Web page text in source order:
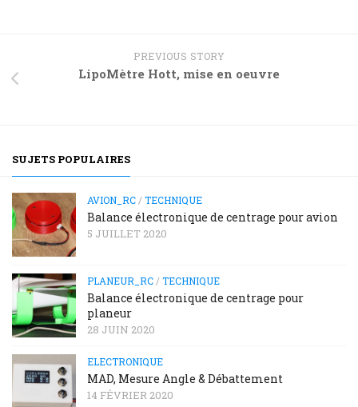
PREVIOUS STORY
LipoMètre Hott, mise en oeuvre
SUJETS POPULAIRES
AVION_RC /TECHNIQUE
Balance électronique de centrage pour avion
5 JUILLET 2020
PLANEUR_RC /TECHNIQUE
Balance électronique de centrage pour
planeur
28 JUIN 2020
ELECTRONIQUE
MAD, Mesure Angle & Débattement
14 FÉVRIER 2020